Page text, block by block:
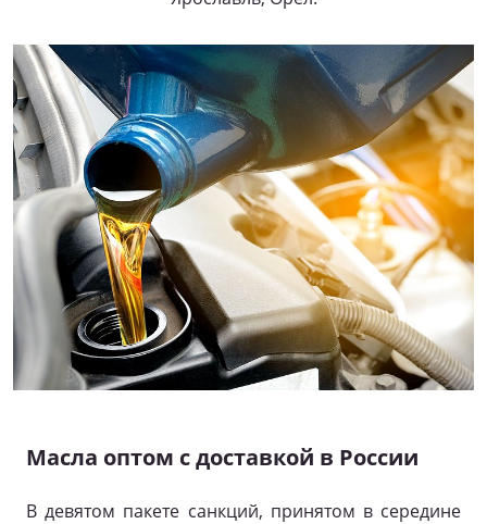
Масла оптом с доставкой в России
В девятом пакете санкций, принятом в середине